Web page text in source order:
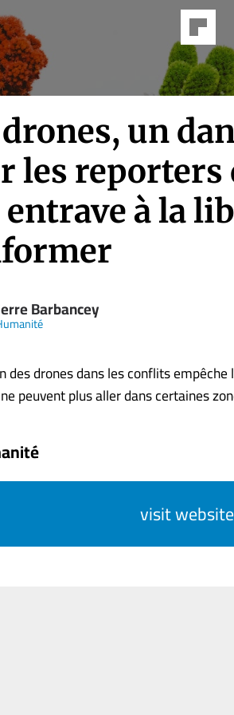
un
les reporters
entrave à la
Barbancey
des drones dans les conflits
peuvent plus aller dans certaines
visit website